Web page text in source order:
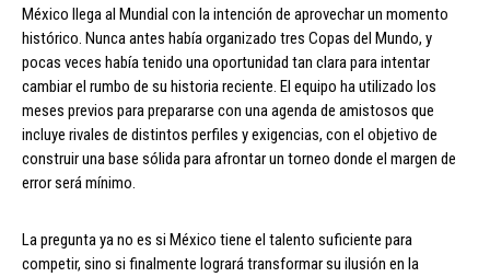
México llega al Mundial con la intención de aprovechar un momento
histórico. Nunca antes había organizado tres Copas del Mundo, y
pocas veces había tenido una oportunidad tan clara para intentar
cambiar el rumbo de su historia reciente. El equipo ha utilizado los
meses previos para prepararse con una agenda de amistosos que
incluye rivales de distintos perfiles y exigencias, con el objetivo de
construir una base sólida para afrontar un torneo donde el margen de
error será mínimo.
La pregunta ya no es si México tiene el talento suficiente para
competir, sino si finalmente logrará transformar su ilusión en la